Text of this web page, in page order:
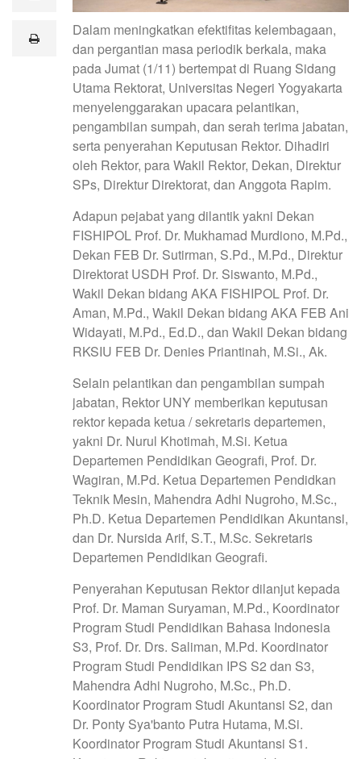
lprint
Dalam meningkatkan efektifitas kelembagaan,
dan pergantian masa periodik berkala, maka
pada Jumat (1/11) bertempat di Ruang Sidang
Utama Rektorat, Universitas Negeri Yogyakarta
menyelenggarakan upacara pelantikan,
pengambilan sumpah, dan serah terima jabatan,
serta penyerahan Keputusan Rektor. Dihadiri
oleh Rektor, para Wakil Rektor, Dekan, Direktur
SPs, Direktur Direktorat, dan Anggota Rapim.
Adapun pejabat yang dilantik yakni Dekan
FISHIPOL Prof. Dr. Mukhamad Murdiono, M.Pd.,
Dekan FEB Dr. Sutirman, S.Pd., M.Pd., Direktur
Direktorat USDH Prof. Dr. Siswanto, M.Pd.,
Wakil Dekan bidang AKA FISHIPOL Prof. Dr.
Aman, M.Pd., Wakil Dekan bidang AKA FEB Ani
Widayati, M.Pd., Ed.D., dan Wakil Dekan bidang
RKSIU FEB Dr. Denies Priantinah, M.Si., Ak.
Selain pelantikan dan pengambilan sumpah
jabatan, Rektor UNY memberikan keputusan
rektor kepada ketua / sekretaris departemen,
yakni Dr. Nurul Khotimah, M.Si. Ketua
Departemen Pendidikan Geografi, Prof. Dr.
Wagiran, M.Pd. Ketua Departemen Pendidkan
Teknik Mesin, Mahendra Adhi Nugroho, M.Sc.,
Ph.D. Ketua Departemen Pendidikan Akuntansi,
dan Dr. Nursida Arif, S.T., M.Sc. Sekretaris
Departemen Pendidikan Geografi.
Penyerahan Keputusan Rektor dilanjut kepada
Prof. Dr. Maman Suryaman, M.Pd., Koordinator
Program Studi Pendidikan Bahasa Indonesia
S3, Prof. Dr. Drs. Saliman, M.Pd. Koordinator
Program Studi Pendidikan IPS S2 dan S3,
Mahendra Adhi Nugroho, M.Sc., Ph.D.
Koordinator Program Studi Akuntansi S2, dan
Dr. Ponty Sya'banto Putra Hutama, M.Si.
Koordinator Program Studi Akuntansi S1.